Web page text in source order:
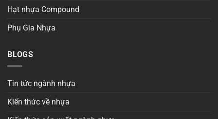
Hạt nhựa Compound
Phụ Gia Nhựa
BLOGS
Tin tức ngành nhựa
Kiến thức về nhựa